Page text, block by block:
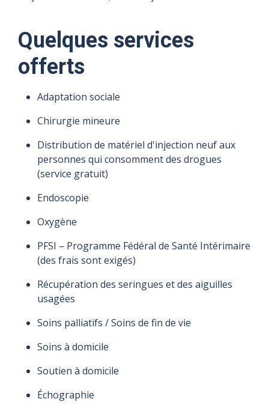
Quelques services
offerts
Adaptation sociale
Chirurgie mineure
Distribution de matériel d'injection neuf aux
personnes qui consomment des drogues
(service gratuit)
Endoscopie
Oxygène
PFSI – Programme Fédéral de Santé Intérimaire
(des frais sont exigés)
Récupération des seringues et des aiguilles
usagées
Soins palliatifs / Soins de fin de vie
Soins à domicile
Soutien à domicile
Échographie